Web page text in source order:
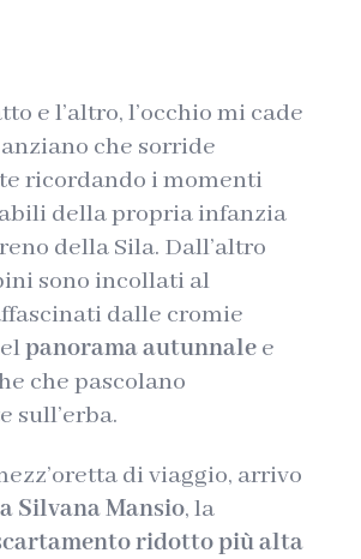
e l’altro, l’occhio mi cade
che sorride
ricordando i momenti
della propria infanzia
della Sila. Dall’altro
sono incollati al
dalle cromie
panorama autunnalee
che pascolano
sull’erba.
di viaggio, arrivo
Silvana Mansio, la
ridotto più alta